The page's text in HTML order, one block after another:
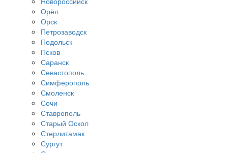
Орёл
Орск
Петрозаводск
Подольск
Псков
Саранск
Севастополь
Симферополь
Смоленск
Сочи
Ставрополь
Старый Оскол
Стерлитамак
Сургут